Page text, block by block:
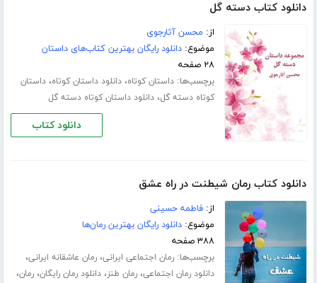
دانلود کتاب دسته گل
از: محسن آثارجوی
موضوع:دانلود رایگان بهترین کتاب‌های داستان
۲۸ صفحه
برچسب‌ها:داستان کوتاه،دانلود داستان کوتاه،داستان
کوتاه دسته گل،دانلود داستان کوتاه دسته گل
دانلود کتاب
دانلود کتاب رمان شیطنت در راه عشق
از:فاطمه حسینی
موضوع:دانلود رایگان بهترین رمان‌ها
۳۸۸ صفحه
برچسب‌ها:رمان اجتماعی ایرانی،رمان عاشقانه ایرانی،
دانلود رمان اجتماعی،رمان طنز،دانلود رمان رایگان،رمان،